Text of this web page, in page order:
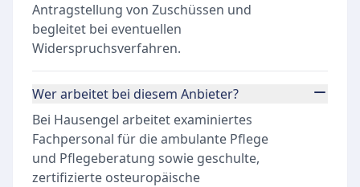
Antragstellung von Zuschüssen und
begleitet bei eventuellen
Widerspruchsverfahren.
Wer arbeitet bei diesem Anbieter?
Bei Hausengel arbeitet examiniertes
Fachpersonal für die ambulante Pflege
und Pflegeberatung sowie geschulte,
zertifizierte osteuropäische